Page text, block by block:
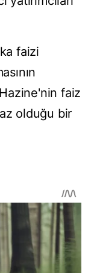
faizi
faiz
olduğu bir